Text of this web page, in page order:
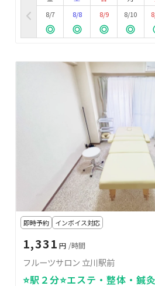
8/7
8/8
8/9
8/10
即時予約 インボイス対応
1,331 円 /時間
フルーツサロン 立川駅前
⭐️駅２分⭐️エステ・整体・鍼